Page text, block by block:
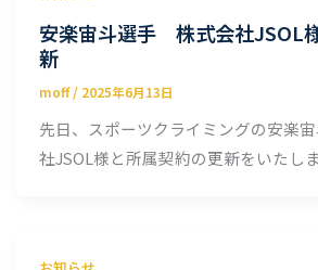
安楽宙斗選手 株式会社JSOL
新
moff/ 2025年6月13日
先日、スポーツクライミングの安楽
社JSOL様と所属契約の更新をいたしま